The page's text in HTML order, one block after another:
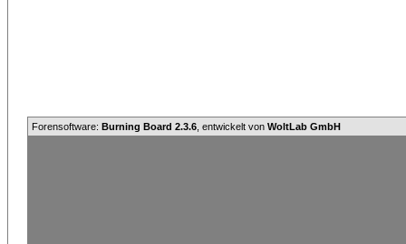
Forensoftware: Burning Board 2.3.6 , entwickelt von WoltLab GmbH